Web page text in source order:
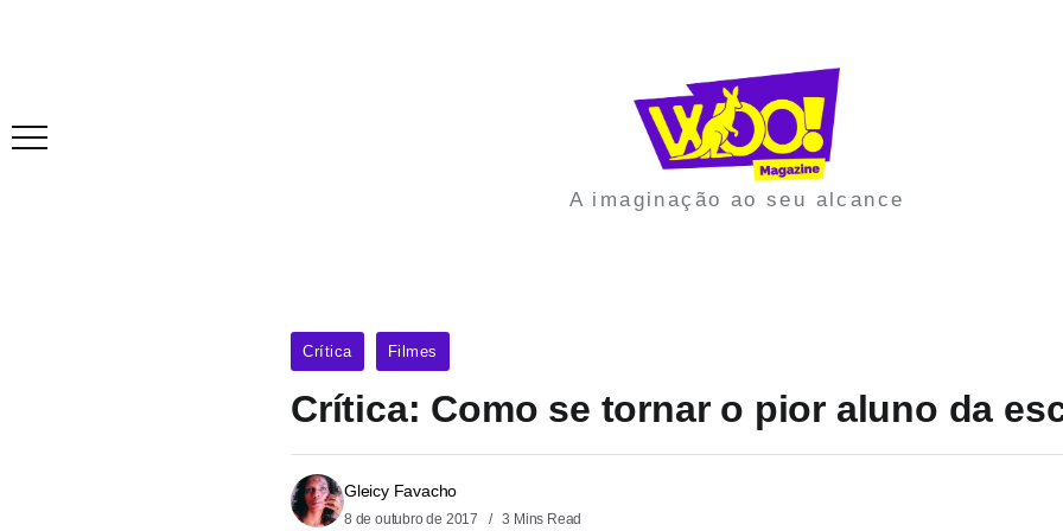
A imaginação ao seu alcance
Crítica Filmes
Crítica: Como se tornar o pior aluno da
Gleicy Favacho
8 de outubro de 2017 3 Mins Read